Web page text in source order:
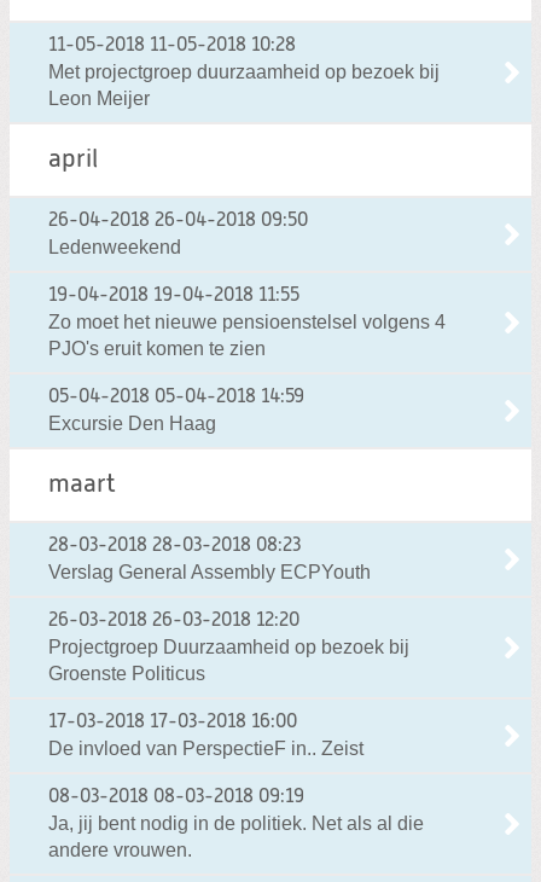
11-05-2018 11-05-2018 10:28
Met projectgroep duurzaamheid op bezoek bij
Leon Meijer
april
26-04-2018 26-04-2018 09:50
Ledenweekend
19-04-2018 19-04-2018 11:55
Zo moet het nieuwe pensioenstelsel volgens 4
PJO's eruit komen te zien
05-04-2018 05-04-2018 14:59
Excursie Den Haag
maart
28-03-2018 28-03-2018 08:23
Verslag General Assembly ECPYouth
26-03-2018 26-03-2018 12:20
Projectgroep Duurzaamheid op bezoek bij
Groenste Politicus
17-03-2018 17-03-2018 16:00
De invloed van PerspectieF in.. Zeist
08-03-2018 08-03-2018 09:19
Ja, jij bent nodig in de politiek. Net als al die
andere vrouwen.